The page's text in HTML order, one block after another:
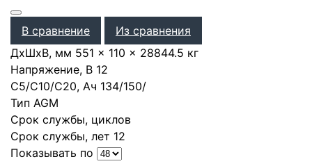
В сравнение
Из сравнения
ДхШхВ, мм 551 × 110 × 28844.5 кг
Напряжение, В 12
С5/С10/С20, Ач 134/150/
Тип AGM
Срок службы, циклов
Срок службы, лет 12
Показывать по